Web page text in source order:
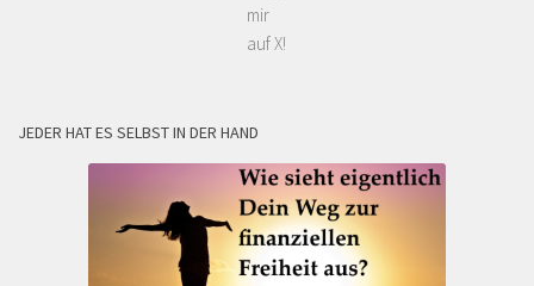
mir
auf X!
JEDER HAT ES SELBST IN DER HAND